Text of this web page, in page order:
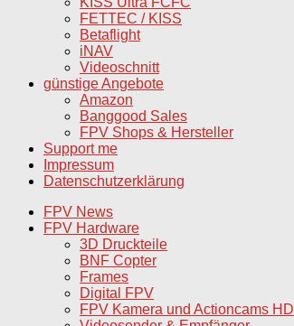
FETTEC / KISS
Betaflight
iNAV
Videoschnitt
günstige Angebote
Amazon
Banggood Sales
FPV Shops & Hersteller
Support me
Impressum
Datenschutzerklärung
FPV News
FPV Hardware
3D Druckteile
BNF Copter
Frames
Digital FPV
FPV Kamera und Actioncams HD